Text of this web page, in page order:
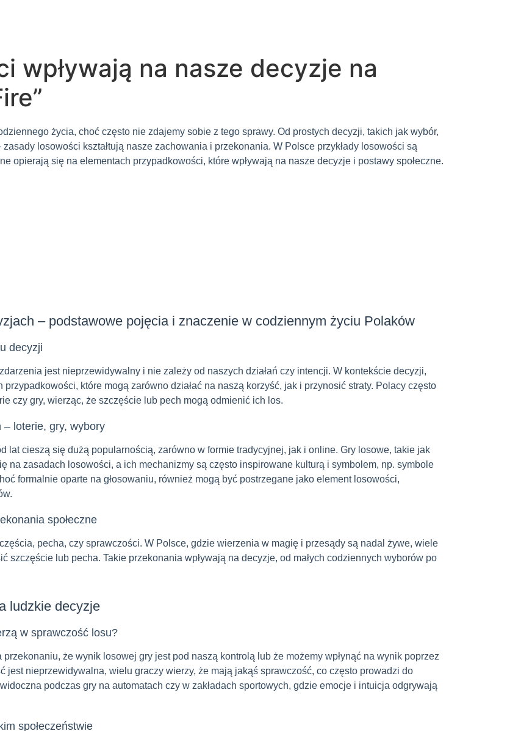
wpływają na nasze decyzje na
życia, choć często nie zdajemy sobie z tego sprawy. Od prostych decyzji, takich jak wybór,
losowości kształtują nasze zachowania i przekonania. W Polsce przykłady losowości są
opierają się na elementach przypadkowości, które wpływają na nasze decyzje i postawy społeczne.
– podstawowe pojęcia i znaczenie w codziennym życiu Polaków
decyzji
jest nieprzewidywalny i nie zależy od naszych działań czy intencji. W kontekście decyzji,
które mogą zarówno działać na naszą korzyść, jak i przynosić straty. Polacy często
czy gry, wierząc, że szczęście lub pech mogą odmienić ich los.
– loterie, gry, wybory
lat cieszą się dużą popularnością, zarówno w formie tradycyjnej, jak i online. Gry losowe, takie jak
na zasadach losowości, a ich mechanizmy są często inspirowane kulturą i symbolem, np. symbole
formalnie oparte na głosowaniu, również mogą być postrzegane jako element losowości,
społeczne
pecha, czy sprawczości. W Polsce, gdzie wierzenia w magię i przesądy są nadal żywe, wiele
szczęście lub pecha. Takie przekonania wpływają na decyzje, od małych codziennych wyborów po
ludzkie decyzje
w sprawczość losu?
że wynik losowej gry jest pod naszą kontrolą lub że możemy wpłynąć na wynik poprzez
jest nieprzewidywalna, wielu graczy wierzy, że mają jakąś sprawczość, co często prowadzi do
podczas gry na automatach czy w zakładach sportowych, gdzie emocje i intuicja odgrywają
społeczeństwie